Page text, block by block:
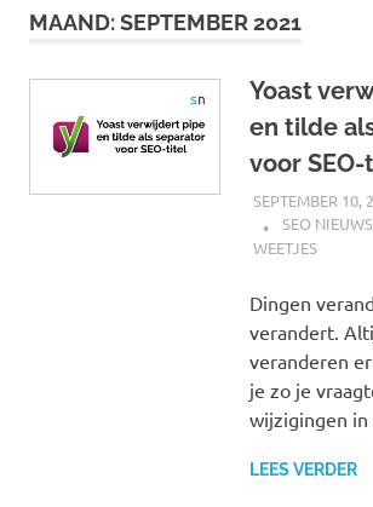
Alles
marketing
MAAND:SEPTEMBER 2021
Yoast
en tilde
voor
SEPTEMBER 10,
SEO NIEUWS
WEETJES
Dingen
verandert.
veranderen
je zo je
wijzigingen
LEES VERDER